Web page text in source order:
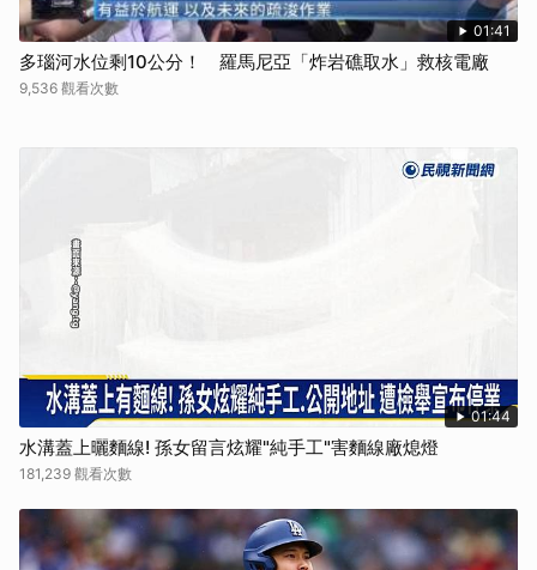
01:41
多瑙河水位剩10公分！ 羅馬尼亞「炸岩礁取水」救核電廠
9,536 觀看次數
01:44
水溝蓋上曬麵線! 孫女留言炫耀"純手工"害麵線廠熄燈
181,239 觀看次數